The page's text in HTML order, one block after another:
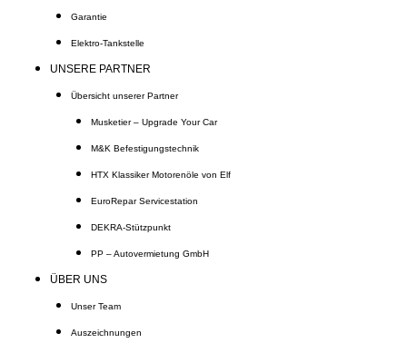
Garantie
Elektro-Tankstelle
UNSERE PARTNER
Übersicht unserer Partner
Musketier – Upgrade Your Car
M&K Befestigungstechnik
HTX Klassiker Motorenöle von Elf
EuroRepar Servicestation
DEKRA-Stützpunkt
PP – Autovermietung GmbH
ÜBER UNS
Unser Team
Auszeichnungen